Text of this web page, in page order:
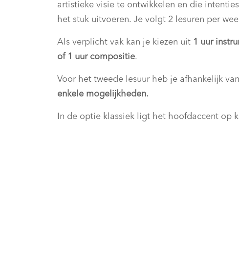
artistieke visie te ontwikkelen en die
het stuk uitvoeren. Je volgt 2 lesuren per
Als verplicht vak kan je kiezen uit 1 uur
of 1 uur compositie.
Voor het tweede lesuur heb je afhankelijk
enkele mogelijkheden.
In de optie klassiek ligt het hoofdaccent op